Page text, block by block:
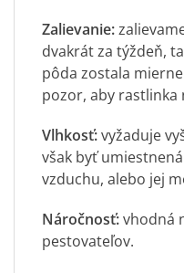
Zalievanie:
dvakrát za týždeň,
pôda zostala
pozor, aby rastlinka
Vlhkosť:vyžaduje
však byť
vzduchu, alebo jej
Náročnosť:vhodná
pestovateľov.